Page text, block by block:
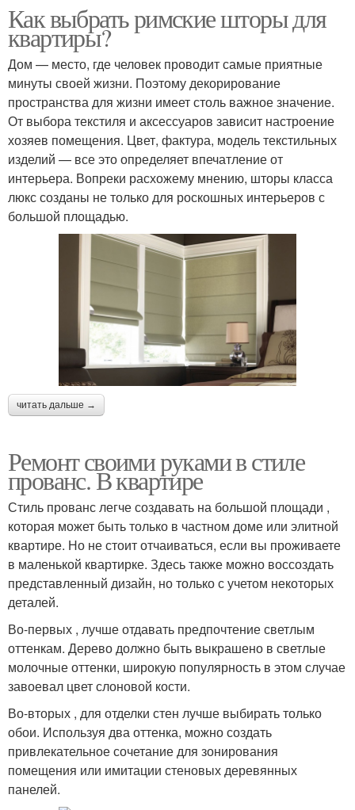
Как выбрать римские шторы для
квартиры?
Дом — место, где человек проводит самые приятные
минуты своей жизни. Поэтому декорирование
пространства для жизни имеет столь важное значение.
От выбора текстиля и аксессуаров зависит настроение
хозяев помещения. Цвет, фактура, модель текстильных
изделий — все это определяет впечатление от
интерьера. Вопреки расхожему мнению, шторы класса
люкс созданы не только для роскошных интерьеров с
большой площадью.
читать дальше →
Ремонт своими руками в стиле
прованс. В квартире
Стиль прованс легче создавать на большой площади ,
которая может быть только в частном доме или элитной
квартире. Но не стоит отчаиваться, если вы проживаете
в маленькой квартирке. Здесь также можно воссоздать
представленный дизайн, но только с учетом некоторых
деталей.
Во-первых , лучше отдавать предпочтение светлым
оттенкам. Дерево должно быть выкрашено в светлые
молочные оттенки, широкую популярность в этом случае
завоевал цвет слоновой кости.
Во-вторых , для отделки стен лучше выбирать только
обои. Используя два оттенка, можно создать
привлекательное сочетание для зонирования
помещения или имитации стеновых деревянных
панелей.